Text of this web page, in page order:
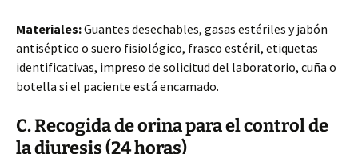
Materiales:Guantes desechables, gasas estériles y jabón
antiséptico o suero fisiológico, frasco estéril, etiquetas
identificativas, impreso de solicitud del laboratorio, cuña o
botella si el paciente está encamado.
C. Recogida de orina para el control de
la diuresis (24 horas)